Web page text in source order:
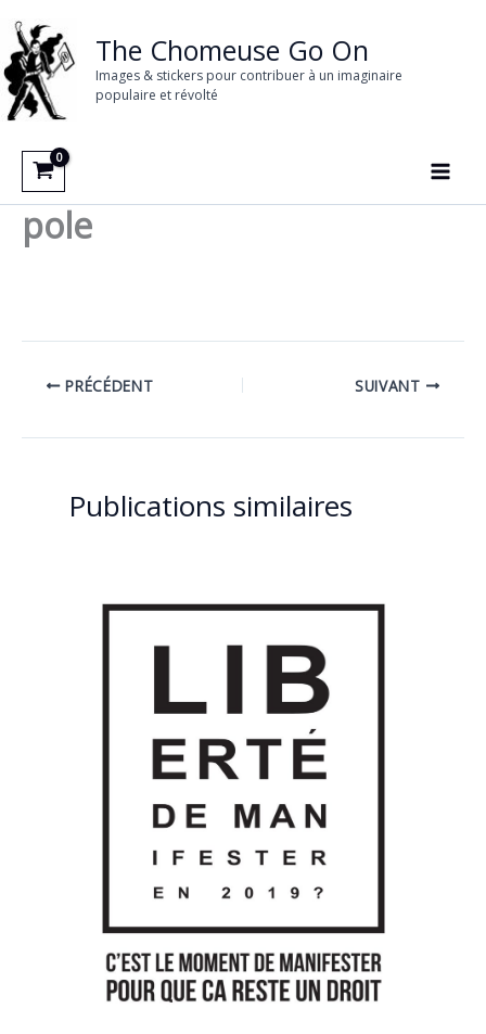
au
contenu
The Chomeuse Go On
Images & stickers pour contribuer à un imaginaire
populaire et révolté
pole
PRÉCÉDENT SUIVANT
Publications similaires